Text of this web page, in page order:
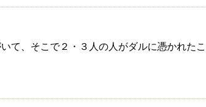
て、そこで２・３人の人がダルに憑かれた